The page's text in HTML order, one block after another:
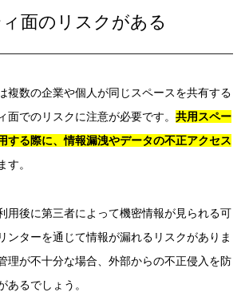
面のリスクがある
複数の企業や個人が同じスペースを共有する
面でのリスクに注意が必要です。 共用スペー
する際に、情報漏洩やデータの不正アクセス
す。
用後に第三者によって機密情報が見られる可
ンターを通じて情報が漏れるリスクがありま
理が不十分な場合、外部からの不正侵入を防
あるでしょう。